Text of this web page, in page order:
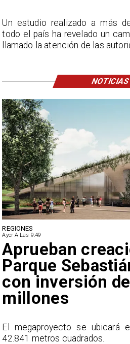
DEPORTES
Ayer A Las 9:49
Claudio Bravo
euforia sobre
Vozinha
En el programa ESPN F90
una visión más moderada
Un estudio realizado a más
todo el país ha revelado un
llamado la atención de las
NOTICIAS